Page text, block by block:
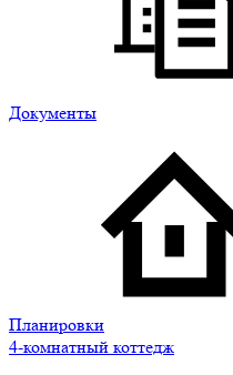
Документы
Планировки
4-комнатный коттедж